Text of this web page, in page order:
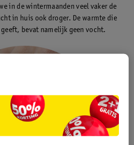
in de wintermaanden veel vaker de
in huis ook droger. De warmte die
bevat namelijk geen vocht.